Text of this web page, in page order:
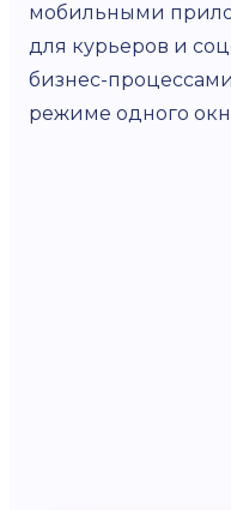
мобильными
для курьеров и
бизнес-
режиме одного